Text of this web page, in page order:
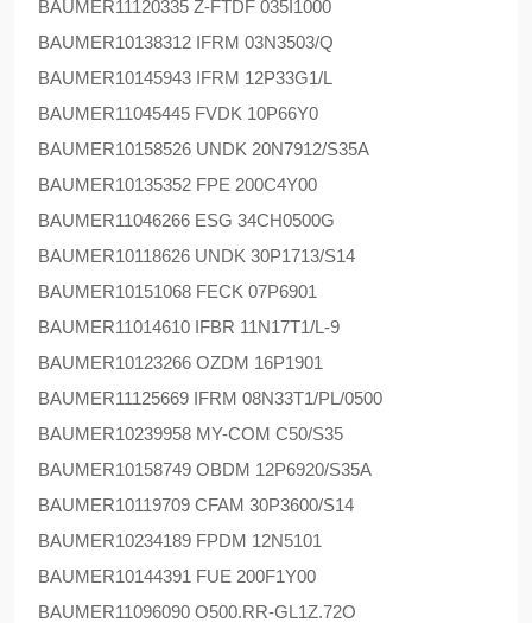
BAUMER11120335 Z-FTDF 035I1000
BAUMER10138312 IFRM 03N3503/Q
BAUMER10145943 IFRM 12P33G1/L
BAUMER11045445 FVDK 10P66Y0
BAUMER10158526 UNDK 20N7912/S35A
BAUMER10135352 FPE 200C4Y00
BAUMER11046266 ESG 34CH0500G
BAUMER10118626 UNDK 30P1713/S14
BAUMER10151068 FECK 07P6901
BAUMER11014610 IFBR 11N17T1/L-9
BAUMER10123266 OZDM 16P1901
BAUMER11125669 IFRM 08N33T1/PL/0500
BAUMER10239958 MY-COM C50/S35
BAUMER10158749 OBDM 12P6920/S35A
BAUMER10119709 CFAM 30P3600/S14
BAUMER10234189 FPDM 12N5101
BAUMER10144391 FUE 200F1Y00
BAUMER11096090 O500.RR-GL1Z.72O